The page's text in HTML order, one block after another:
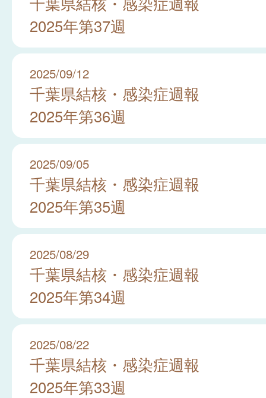
2025年第37週
2025/09/12
千葉県結核・感染症週報
2025年第36週
2025/09/05
千葉県結核・感染症週報
2025年第35週
2025/08/29
千葉県結核・感染症週報
2025年第34週
2025/08/22
千葉県結核・感染症週報
2025年第33週